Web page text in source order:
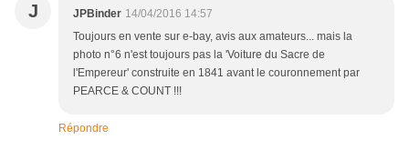
J JPBinder 14/04/2016 14:57
Toujours en vente sur e-bay, avis aux amateurs... mais la
photo n°6 n'est toujours pas la 'Voiture du Sacre de
l'Empereur' construite en 1841 avant le couronnement par
PEARCE & COUNT !!!
Répondre